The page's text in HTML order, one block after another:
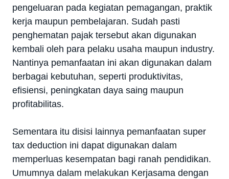
pengeluaran pada kegiatan pemagangan, praktik
kerja maupun pembelajaran. Sudah pasti
penghematan pajak tersebut akan digunakan
kembali oleh para pelaku usaha maupun industry.
Nantinya pemanfaatan ini akan digunakan dalam
berbagai kebutuhan, seperti produktivitas,
efisiensi, peningkatan daya saing maupun
profitabilitas.
Sementara itu disisi lainnya pemanfaatan super
tax deduction ini dapat digunakan dalam
memperluas kesempatan bagi ranah pendidikan.
Umumnya dalam melakukan Kerjasama dengan